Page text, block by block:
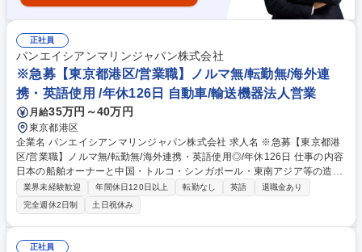
正社員
パンエイシアンマリンジャパン株式会社
※急募【東京都港区/営業職】ノルマ無/転勤無/海外連
携・英語使用 /年休126日 自動車/輸送機器法人営業
月給35万円～40万円
東京都港区
企業名 パンエイシアンマリンジャパン株式会社 求人名 ※急募【東京都港
区/営業職】ノルマ無/転勤無/海外連携・英語使用◎/年休126日 仕事の内容
日本の船舶オーナーと中国・トルコ・シンガポール・東南アジア等の造船
所の修繕斡旋事業を行う当社の東京営業所にて、下記の業務をメインに行
っていただきます。※上司の指示を受けての営業活動が主となります。 ※
海外のクライアントや中国親会社と英語でのやり取りが発生します。 ■大
阪エリア、東日本エリアを中心とした既存のお客様が中心となります。 ■
船主様より見積依頼を確認し、海運計画などに対応できる造船所の見積を
業界未経験歓迎 年間休日120日以上 転勤なし 英語
退職金あり
完全週休2日制
土日祝休み
正社員